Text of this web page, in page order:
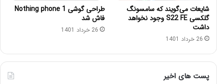
شایعات می‌گویند که سامسونگ
گلکسی S22 FE وجود نخواهد
داشت
26 خرداد 1401
طراحی گوشی Nothing phone 1
فاش شد
26 خرداد 1401
پست های اخیر